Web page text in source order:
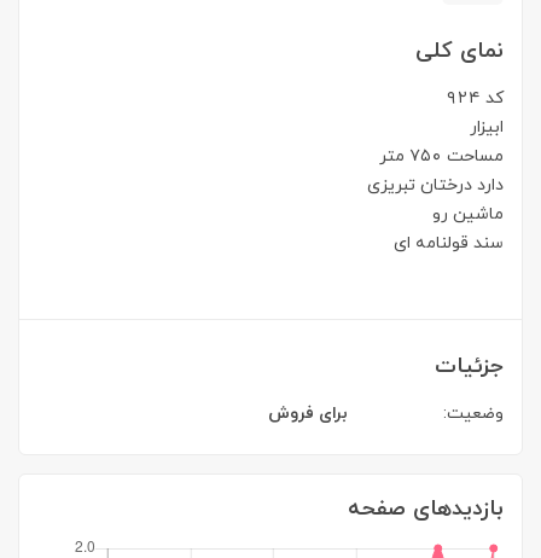
نمای کلی
کد ۹۲۴
ابیزار
مساحت ۷۵۰ متر
دارد درختان تبریزی
ماشین رو
سند قولنامه ای
جزئیات
وضعیت: برای فروش
بازدیدهای صفحه